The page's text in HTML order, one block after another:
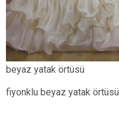
beyaz yatak örtüsü
fiyonklu beyaz yatak örtüsü